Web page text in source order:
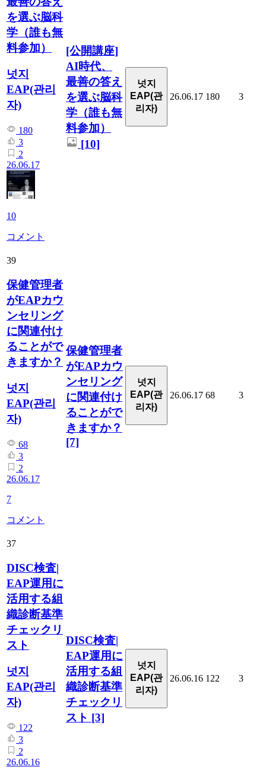
を選ぶ脳科
学（誰も無
料参加）
넛지
EAP(관리
자)
180
3
2
26.06.17
10
コメント
[公開講座]
AI時代、
最善の答え
を選ぶ脳科
学（誰も無
料参加）
[10]
넛지
EAP(관
리자)
26.06.17 180 3
39
保健管理者
がEAPカウ
ンセリング
に関連付け
ることがで
きますか？
넛지
EAP(관리
자)
68
3
2
26.06.17
7
コメント
保健管理者
がEAPカウ
ンセリング
に関連付け
ることがで
きますか？
[7]
넛지
EAP(관
리자)
26.06.17 68 3
37
DISC検査|
EAP運用に
活用する組
織診断基準
チェックリ
スト
넛지
EAP(관리
자)
122
3
2
26.06.16
DISC検査|
EAP運用に
活用する組
織診断基準
チェックリ
スト [3]
넛지
EAP(관
리자)
26.06.16 122 3